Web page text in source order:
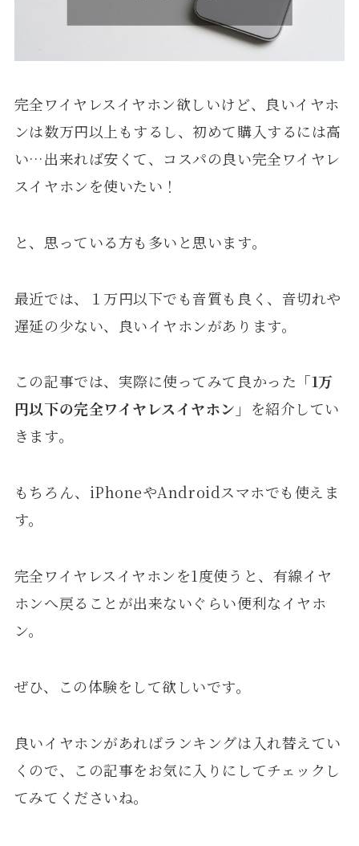
完全ワイヤレスイヤホン欲しいけど、良いイヤホ
ンは数万円以上もするし、初めて購入するには高
い…出来れば安くて、コスパの良い完全ワイヤレ
スイヤホンを使いたい！
と、思っている方も多いと思います。
最近では、１万円以下でも音質も良く、音切れや
遅延の少ない、良いイヤホンがあります。
この記事では、実際に使ってみて良かった 「1万
円以下の完全ワイヤレスイヤホン」 を紹介してい
きます。
もちろん、iPhoneやAndroidスマホでも使えま
す。
完全ワイヤレスイヤホンを1度使うと、有線イヤ
ホンへ戻ることが出来ないぐらい便利なイヤホ
ン。
ぜひ、この体験をして欲しいです。
良いイヤホンがあればランキングは入れ替えてい
くので、この記事をお気に入りにしてチェックし
てみてくださいね。